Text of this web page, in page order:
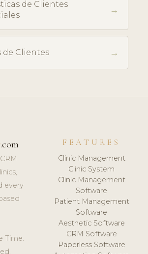
de Clientes
→
de Clientes →
.com
every
Time.
FEATURES
Clinic Management
Clinic System
Clinic Management
Software
Patient Management
Software
Aesthetic Software
CRM Software
Paperless Software